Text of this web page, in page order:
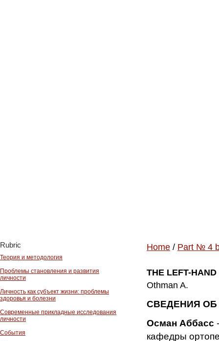
Rubric
Теория и методология
Проблемы становления и развития
личности
Личность как субъект жизни: проблемы
здоровья и болезни
Современные прикладные исследования
личности
События
Home / Part № 4
THE LEFT-
Othman A.
СВЕДЕНИЯ ОБ
Осман Аббасс
кафедры